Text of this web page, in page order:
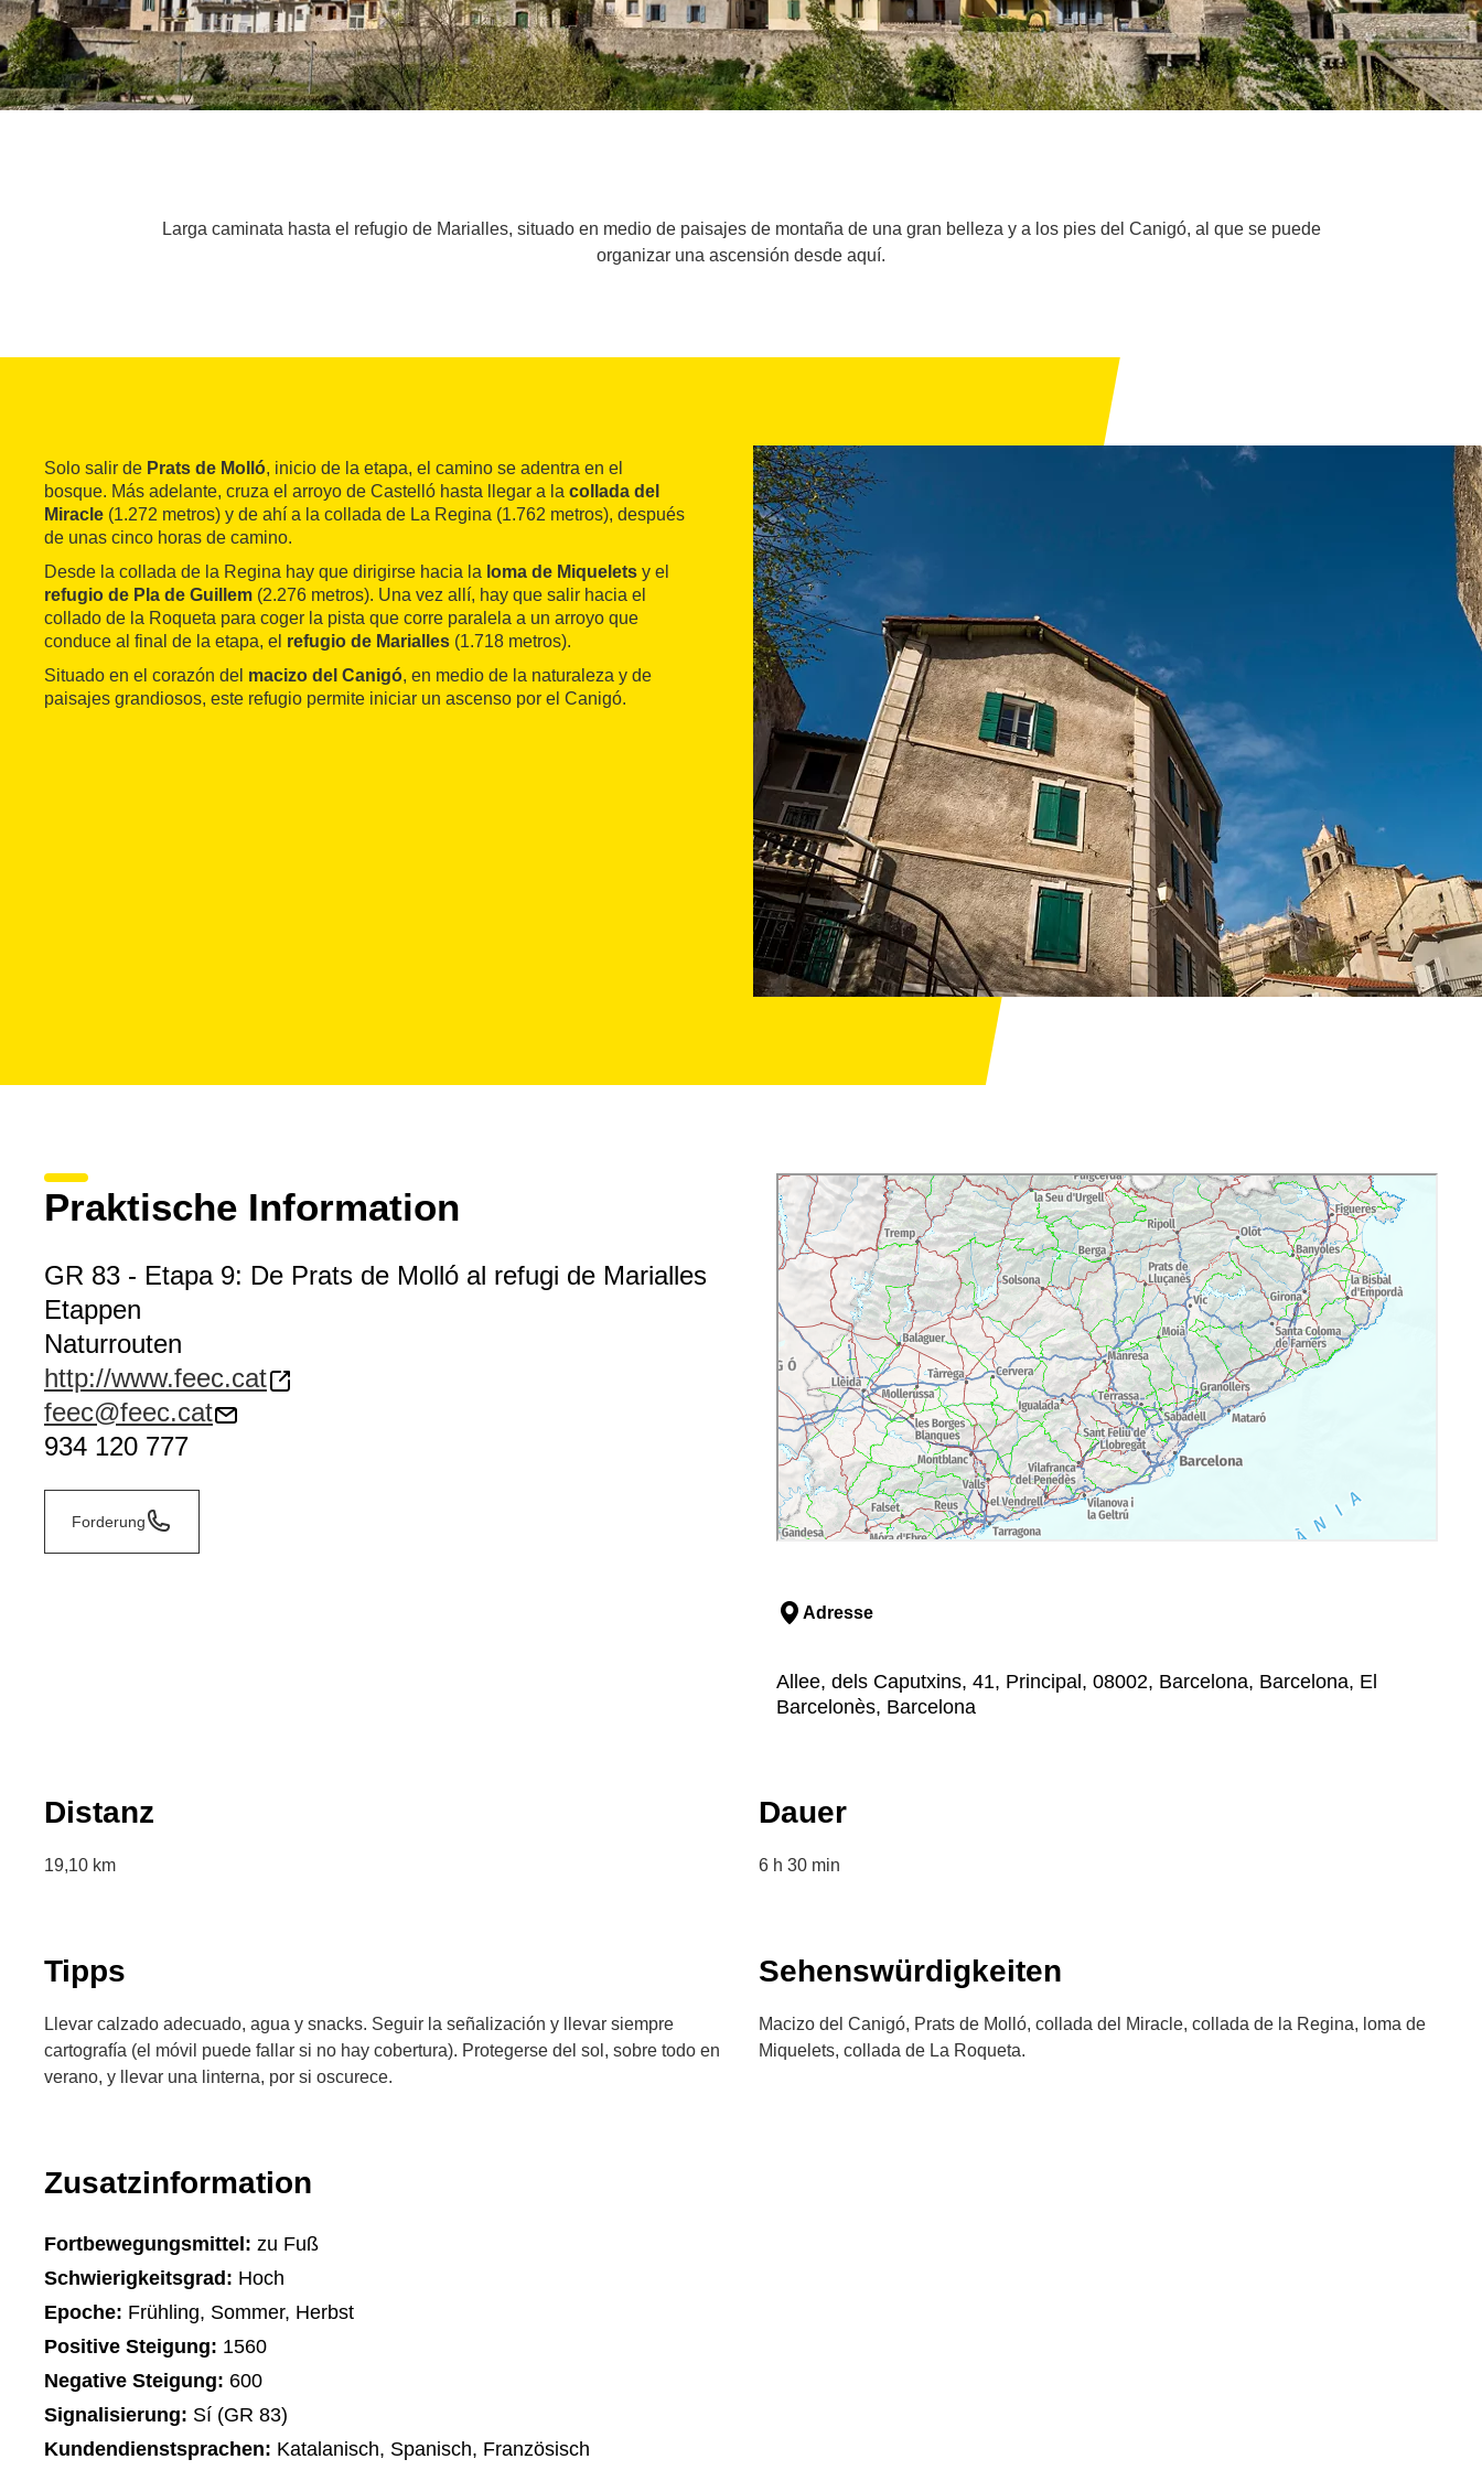
Larga caminata hasta el refugio de Marialles, situado en medio de paisajes de montaña de una gran belleza y a los pies del Canigó, al que se puede
organizar una ascensión desde aquí.
Solo salir de Prats de Molló, inicio de la etapa, el camino se adentra en el
bosque. Más adelante, cruza el arroyo de Castelló hasta llegar a la collada del
Miracle (1.272 metros) y de ahí a la collada de La Regina (1.762 metros), después
de unas cinco horas de camino.
Desde la collada de la Regina hay que dirigirse hacia la loma de Miquelets y el
refugio de Pla de Guillem (2.276 metros). Una vez allí, hay que salir hacia el
collado de la Roqueta para coger la pista que corre paralela a un arroyo que
conduce al final de la etapa, el refugio de Marialles (1.718 metros).
Situado en el corazón del macizo del Canigó, en medio de la naturaleza y de
paisajes grandiosos, este refugio permite iniciar un ascenso por el Canigó.
Praktische Information
GR 83 - Etapa 9: De Prats de Molló al refugi de Marialles
Etappen
Naturrouten
http://www.feec.cat
feec@feec.cat
934 120 777
Forderung
Adresse
Allee, dels Caputxins, 41, Principal, 08002, Barcelona, Barcelona, El
Barcelonès, Barcelona
Distanz
19,10 km
Dauer
6 h 30 min
Tipps
Llevar calzado adecuado, agua y snacks. Seguir la señalización y llevar siempre
cartografía (el móvil puede fallar si no hay cobertura). Protegerse del sol, sobre todo en
verano, y llevar una linterna, por si oscurece.
Sehenswürdigkeiten
Macizo del Canigó, Prats de Molló, collada del Miracle, collada de la Regina, loma de
Miquelets, collada de La Roqueta.
Zusatzinformation
Fortbewegungsmittel: zu Fuß
Schwierigkeitsgrad: Hoch
Epoche: Frühling, Sommer, Herbst
Positive Steigung: 1560
Negative Steigung: 600
Signalisierung: Sí (GR 83)
Kundendienstsprachen: Katalanisch, Spanisch, Französisch